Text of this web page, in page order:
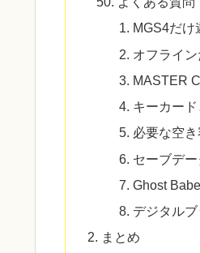
MGS4だけ
オフライ
MASTER
キーカー
必要な空
セーブデ
Ghost
デジタル
まとめ